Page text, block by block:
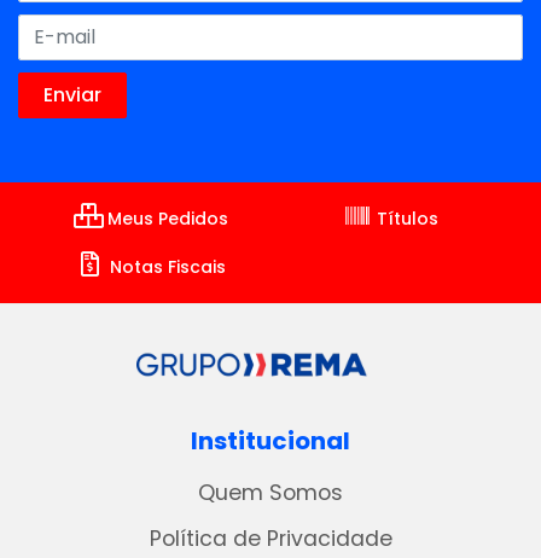
Meus Pedidos
Títulos
Notas Fiscais
Institucional
Quem Somos
Política de Privacidade